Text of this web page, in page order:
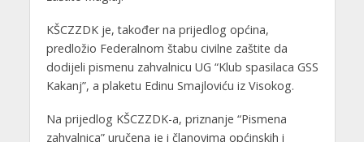
KŠCZZDK je, također na prijedlog općina,
predložio Federalnom štabu civilne zaštite da
dodijeli pismenu zahvalnicu UG “Klub spasilaca GSS
Kakanj”, a plaketu Edinu Smajloviću iz Visokog.
Na prijedlog KŠCZZDK-a, priznanje “Pismena
zahvalnica” uručena je i članovima općinskih i